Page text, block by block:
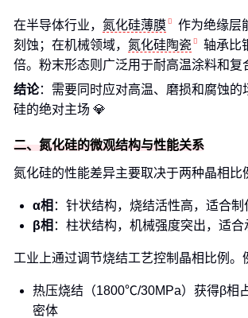
在半导体行业， 氮化硅薄膜
作为绝缘层
刻蚀；在机械领域， 氮化硅陶瓷
轴承比
倍。粉末形态则广泛用于耐高温涂料和复
结论：需要同时应对高温、磨损和腐蚀的
硅的绝对主场 💎
二、氮化硅的微观结构与性能关系
氮化硅的性能差异主要取决于两种晶相比
α相 ：针状结构，烧结活性高，适合
β相 ：柱状结构，机械强度突出，适合
工业上通过调节烧结工艺控制晶相比例。
热压烧结（1800℃/30MPa）获得β相
密体